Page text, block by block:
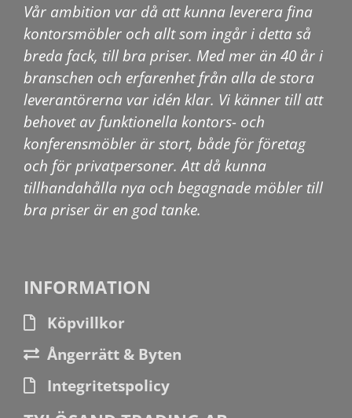
Vår ambition var då att kunna leverera fina
kontorsmöbler och allt som ingår i detta så
breda fack, till bra priser. Med mer än 40 år i
branschen och erfarenhet från alla de stora
leverantörerna var idén klar. Vi känner till att
behovet av funktionella kontors- och
konferensmöbler är stort, både för företag
och för privatpersoner. Att då kunna
tillhandahålla nya och begagnade möbler till
bra priser är en god tanke.
INFORMATION
Köpvillkor
Ångerrätt & Byten
Integritetspolicy